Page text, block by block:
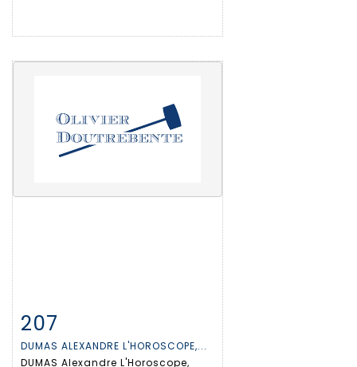
Fiche détaillée
207
DUMAS ALEXANDRE L'HOROSCOPE,...
DUMAS Alexandre L'Horoscope,